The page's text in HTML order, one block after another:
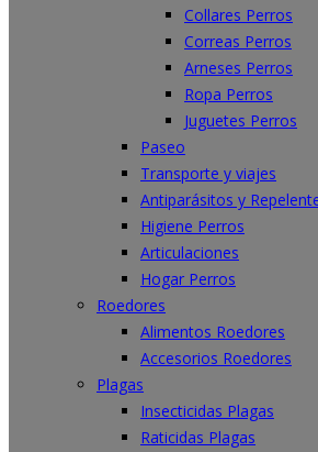
Collares Perros
Correas Perros
Arneses Perros
Ropa Perros
Juguetes Perros
Paseo
Transporte y viajes
Antiparásitos y
Higiene Perros
Articulaciones
Hogar Perros
Roedores
Alimentos Roedores
Accesorios Roedores
Plagas
Insecticidas Plagas
Raticidas Plagas